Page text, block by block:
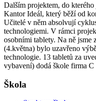
Dalším projektem, do
Kantor Ideál, který běží od
Učitelé v něm absolvují
technologiemi. V rámci
osobními tablety. Na ně
(4.května) bylo uzavřeno
technologie. 13 tabletů za
vybavení) dodá škole firma
Škola